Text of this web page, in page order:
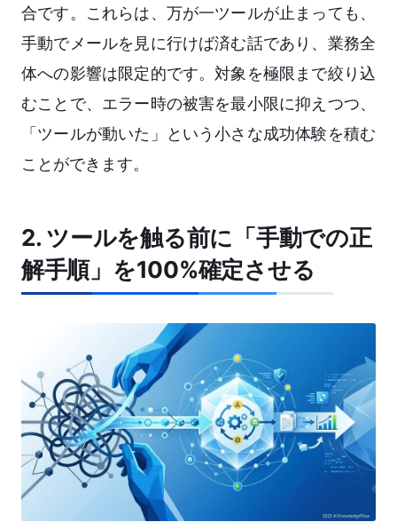
合です。これらは、万が一ツールが止まっても、
手動でメールを見に行けば済む話であり、業務全
体への影響は限定的です。対象を極限まで絞り込
むことで、エラー時の被害を最小限に抑えつつ、
「ツールが動いた」という小さな成功体験を積む
ことができます。
2. ツールを触る前に「手動での正
解手順」を100%確定させる